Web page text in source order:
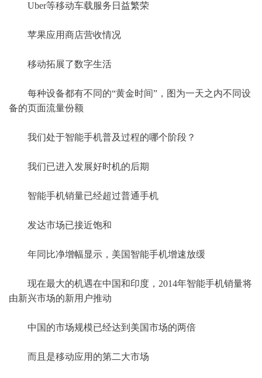
Uber等移动车载服务日益繁荣
苹果应用商店营收情况
移动拓展了数字生活
每种设备都有不同的“黄金时间”，图为一天之内不同设
备的页面流量份额
我们处于智能手机普及过程的哪个阶段？
我们已进入发展好时机的后期
智能手机销量已经超过普通手机
发达市场已接近饱和
年同比净增幅显示，美国智能手机增速放缓
现在最大的机遇在中国和印度，2014年智能手机销量将
由新兴市场的新用户推动
中国的市场规模已经达到美国市场的两倍
而且是移动应用的第二大市场